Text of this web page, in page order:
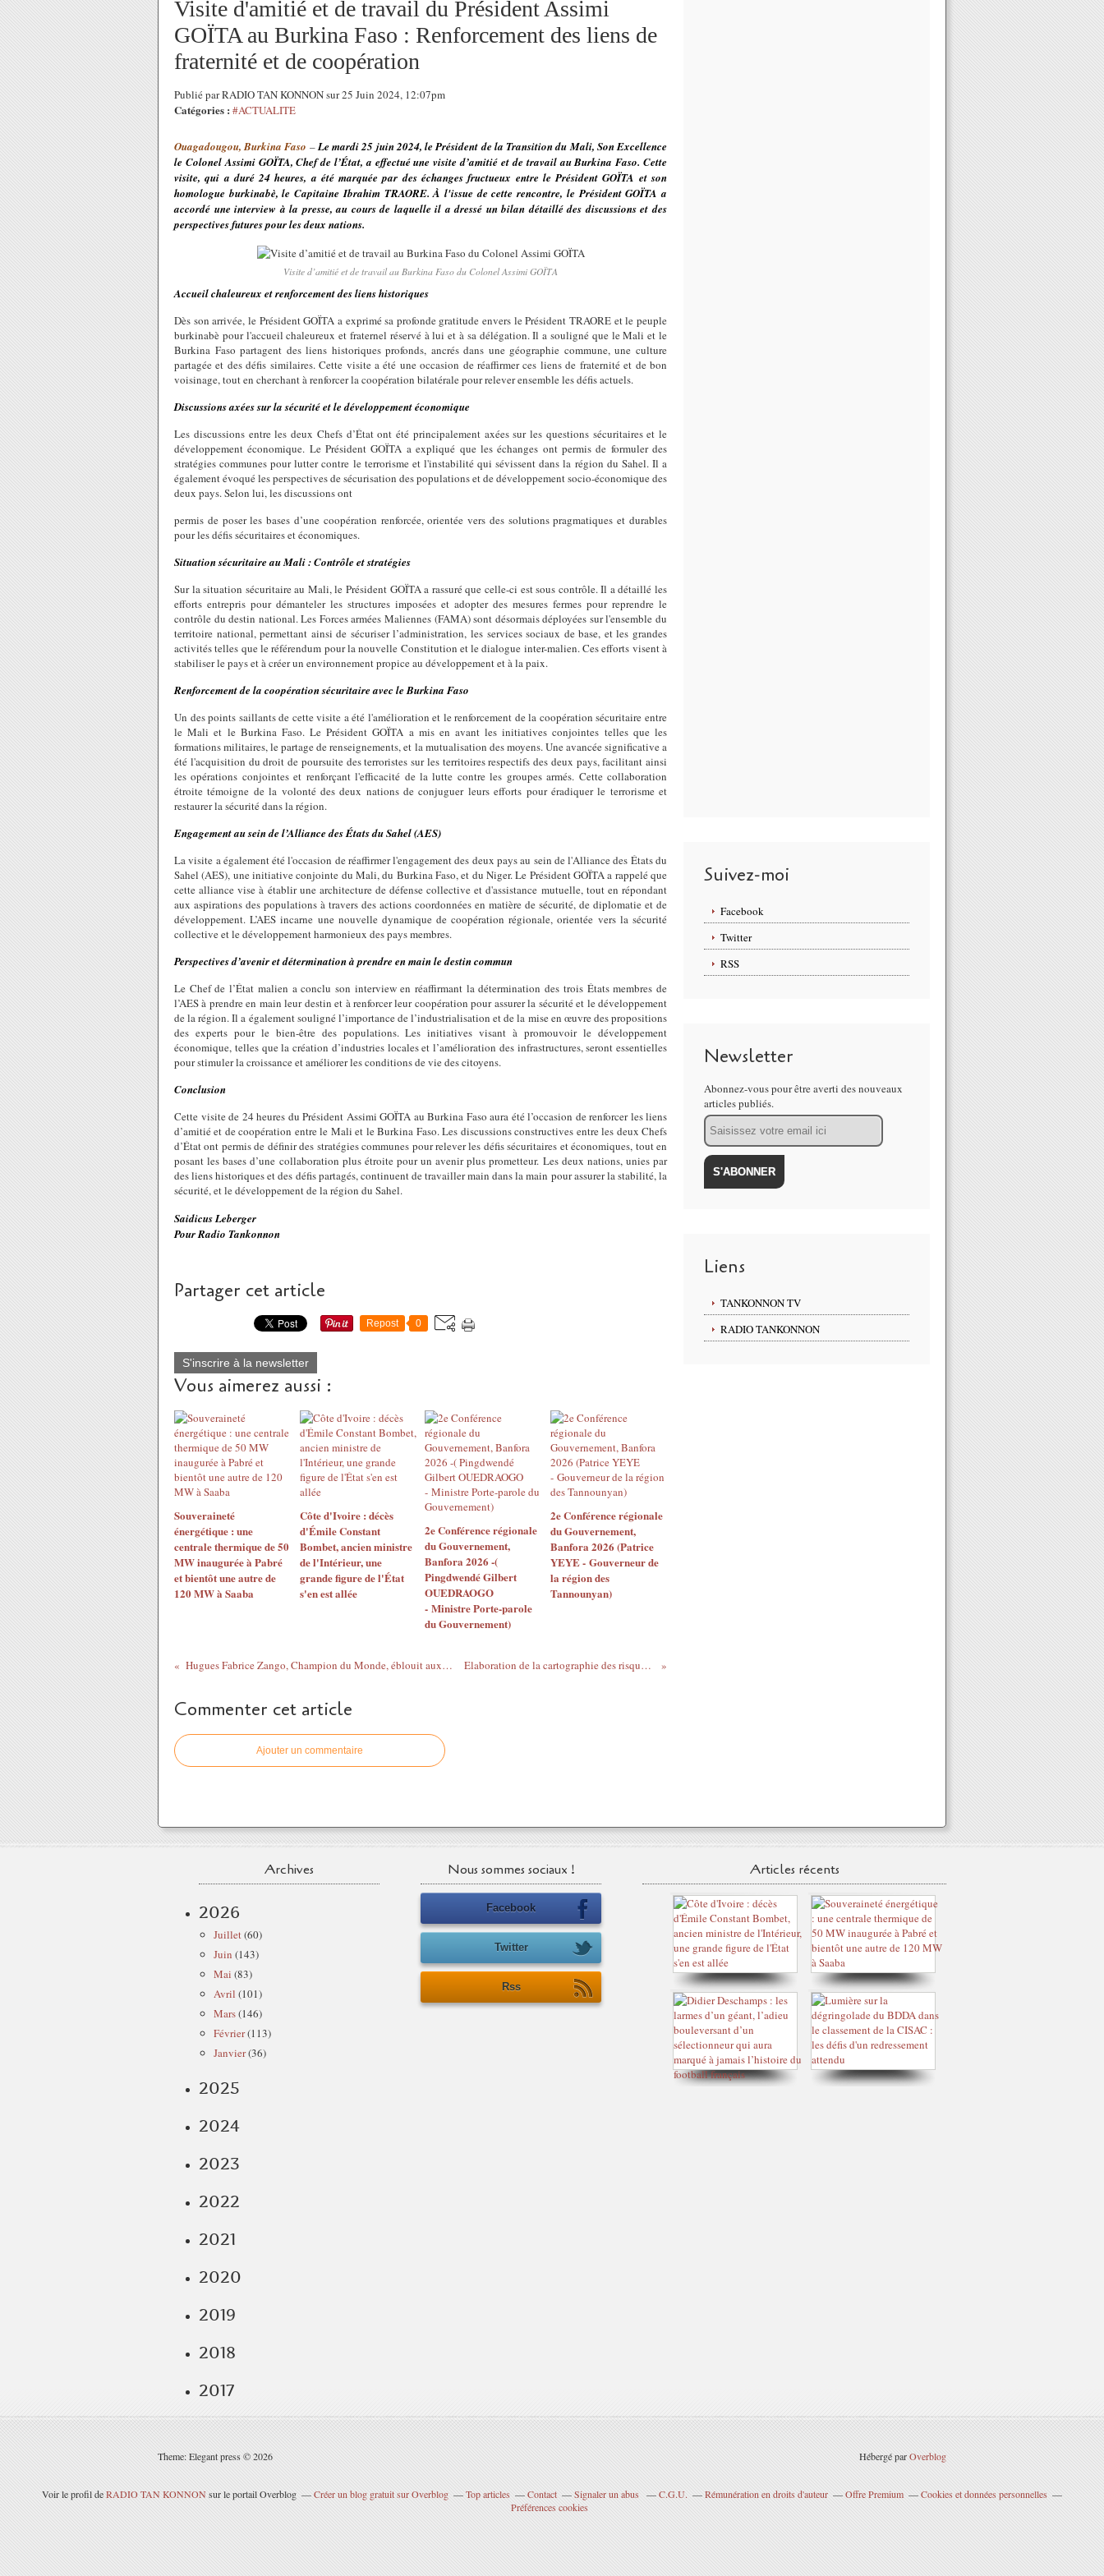
Visite d'amitié et de travail du Président Assimi
GOÏTA au Burkina Faso : Renforcement des liens de
fraternité et de coopération
Publié par RADIO TAN KONNON sur 25 Juin 2024, 12:07pm
Catégories : #ACTUALITE
Ouagadougou, Burkina Faso –Le mardi 25 juin 2024, le Président de la Transition du Mali, Son Excellence
le Colonel Assimi GOÏTA, Chef de l’État, a effectué une visite d’amitié et de travail au Burkina Faso. Cette
visite, qui a duré 24 heures, a été marquée par des échanges fructueux entre le Président GOÏTA et son
homologue burkinabè, le Capitaine Ibrahim TRAORE. À l'issue de cette rencontre, le Président GOÏTA a
accordé une interview à la presse, au cours de laquelle il a dressé un bilan détaillé des discussions et des
perspectives futures pour les deux nations.
Visite d’amitié et de travail au Burkina Faso du Colonel Assimi GOÏTA
Accueil chaleureux et renforcement des liens historiques
Dès son arrivée, le Président GOÏTA a exprimé sa profonde gratitude envers le Président TRAORE et le peuple
burkinabè pour l'accueil chaleureux et fraternel réservé à lui et à sa délégation. Il a souligné que le Mali et le
Burkina Faso partagent des liens historiques profonds, ancrés dans une géographie commune, une culture
partagée et des défis similaires. Cette visite a été une occasion de réaffirmer ces liens de fraternité et de bon
voisinage, tout en cherchant à renforcer la coopération bilatérale pour relever ensemble les défis actuels.
Discussions axées sur la sécurité et le développement économique
Les discussions entre les deux Chefs d’État ont été principalement axées sur les questions sécuritaires et le
développement économique. Le Président GOÏTA a expliqué que les échanges ont permis de formuler des
stratégies communes pour lutter contre le terrorisme et l'instabilité qui sévissent dans la région du Sahel. Il a
également évoqué les perspectives de sécurisation des populations et de développement socio-économique des
deux pays. Selon lui, les discussions ont
permis de poser les bases d’une coopération renforcée, orientée vers des solutions pragmatiques et durables
pour les défis sécuritaires et économiques.
Situation sécuritaire au Mali : Contrôle et stratégies
Sur la situation sécuritaire au Mali, le Président GOÏTA a rassuré que celle-ci est sous contrôle. Il a détaillé les
efforts entrepris pour démanteler les structures imposées et adopter des mesures fermes pour reprendre le
contrôle du destin national. Les Forces armées Maliennes (FAMA) sont désormais déployées sur l'ensemble du
territoire national, permettant ainsi de sécuriser l’administration, les services sociaux de base, et les grandes
activités telles que le référendum pour la nouvelle Constitution et le dialogue inter-malien. Ces efforts visent à
stabiliser le pays et à créer un environnement propice au développement et à la paix.
Renforcement de la coopération sécuritaire avec le Burkina Faso
Un des points saillants de cette visite a été l'amélioration et le renforcement de la coopération sécuritaire entre
le Mali et le Burkina Faso. Le Président GOÏTA a mis en avant les initiatives conjointes telles que les
formations militaires, le partage de renseignements, et la mutualisation des moyens. Une avancée significative a
été l'acquisition du droit de poursuite des terroristes sur les territoires respectifs des deux pays, facilitant ainsi
les opérations conjointes et renforçant l'efficacité de la lutte contre les groupes armés. Cette collaboration
étroite témoigne de la volonté des deux nations de conjuguer leurs efforts pour éradiquer le terrorisme et
restaurer la sécurité dans la région.
Engagement au sein de l’Alliance des États du Sahel (AES)
La visite a également été l'occasion de réaffirmer l'engagement des deux pays au sein de l'Alliance des États du
Sahel (AES), une initiative conjointe du Mali, du Burkina Faso, et du Niger. Le Président GOÏTA a rappelé que
cette alliance vise à établir une architecture de défense collective et d'assistance mutuelle, tout en répondant
aux aspirations des populations à travers des actions coordonnées en matière de sécurité, de diplomatie et de
développement. L’AES incarne une nouvelle dynamique de coopération régionale, orientée vers la sécurité
collective et le développement harmonieux des pays membres.
Perspectives d’avenir et détermination à prendre en main le destin commun
Le Chef de l’État malien a conclu son interview en réaffirmant la détermination des trois États membres de
l’AES à prendre en main leur destin et à renforcer leur coopération pour assurer la sécurité et le développement
de la région. Il a également souligné l’importance de l’industrialisation et de la mise en œuvre des propositions
des experts pour le bien-être des populations. Les initiatives visant à promouvoir le développement
économique, telles que la création d’industries locales et l’amélioration des infrastructures, seront essentielles
pour stimuler la croissance et améliorer les conditions de vie des citoyens.
Conclusion
Cette visite de 24 heures du Président Assimi GOÏTA au Burkina Faso aura été l’occasion de renforcer les liens
d’amitié et de coopération entre le Mali et le Burkina Faso. Les discussions constructives entre les deux Chefs
d’État ont permis de définir des stratégies communes pour relever les défis sécuritaires et économiques, tout en
posant les bases d’une collaboration plus étroite pour un avenir plus prometteur. Les deux nations, unies par
des liens historiques et des défis partagés, continuent de travailler main dans la main pour assurer la stabilité, la
sécurité, et le développement de la région du Sahel.
Saidicus Leberger
Pour Radio Tankonnon
Partager cet article
Repost 0
S'inscrire à la newsletter
Vous aimerez aussi :
Souveraineté
énergétique : une
centrale thermique de 50
MW inaugurée à Pabré
et bientôt une autre de
120 MW à Saaba
Côte d'Ivoire : décès
d'Émile Constant
Bombet, ancien ministre
de l'Intérieur, une
grande figure de l'État
s'en est allée
2e Conférence régionale
du Gouvernement,
Banfora 2026 -(
Pingdwendé Gilbert
OUEDRAOGO
- Ministre Porte-parole
du Gouvernement)
2e Conférence régionale
du Gouvernement,
Banfora 2026 (Patrice
YEYE - Gouverneur de
la région des
Tannounyan)
Hugues Fabrice Zango, Champion du Monde, éblouit aux 23e Championnats d'Afrique d'Athlétisme Seniors à Douala Elaboration de la cartographie des risques : Le CERAV/Afrique outille son Personnel
Commenter cet article
Ajouter un commentaire
Suivez-moi
Facebook
Twitter
RSS
Newsletter
Abonnez-vous pour être averti des nouveaux
articles publiés.
Email
Liens
TANKONNON TV
RADIO TANKONNON
Archives
2026
Juillet(60)
Juin (143)
Mai (83)
Avril (101)
Mars(146)
Février(113)
Janvier(36)
2025
2024
2023
2022
2021
2020
2019
2018
2017
Nous sommes sociaux !
Facebook
Twitter
Rss
Articles récents
Theme: Elegant press © 2026 Hébergé parOverblog
Voir le profil deRADIO TAN KONNON sur le portail Overblog Créer un blog gratuit sur Overblog Top articles Contact Signaler un abus C.G.U. Rémunération en droits d'auteur Offre Premium
Cookies et données personnelles
Préférences cookies